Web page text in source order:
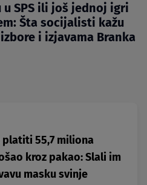
SPS ili još jednoj igri
Šta socijalisti kažu
i izjavama Branka
platiti 55,7 miliona
kroz pakao: Slali im
masku svinje